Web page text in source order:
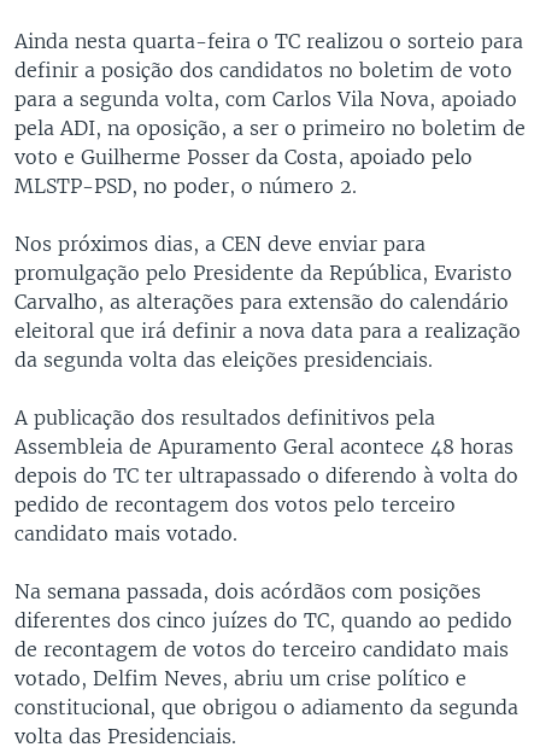
Ainda nesta quarta-feira o TC realizou o sorteio para
definir a posição dos candidatos no boletim de voto
para a segunda volta, com Carlos Vila Nova, apoiado
pela ADI, na oposição, a ser o primeiro no boletim de
voto e Guilherme Posser da Costa, apoiado pelo
MLSTP-PSD, no poder, o número 2.
Nos próximos dias, a CEN deve enviar para
promulgação pelo Presidente da República, Evaristo
Carvalho, as alterações para extensão do calendário
eleitoral que irá definir a nova data para a realização
da segunda volta das eleições presidenciais.
A publicação dos resultados definitivos pela
Assembleia de Apuramento Geral acontece 48 horas
depois do TC ter ultrapassado o diferendo à volta do
pedido de recontagem dos votos pelo terceiro
candidato mais votado.
Na semana passada, dois acórdãos com posições
diferentes dos cinco juízes do TC, quando ao pedido
de recontagem de votos do terceiro candidato mais
votado, Delfim Neves, abriu um crise político e
constitucional, que obrigou o adiamento da segunda
volta das Presidenciais.